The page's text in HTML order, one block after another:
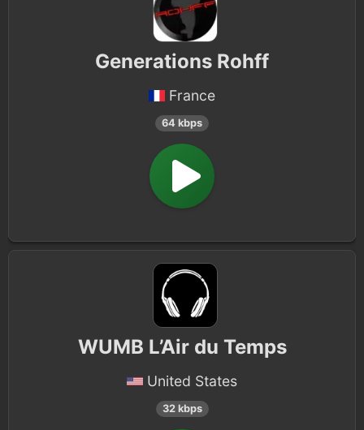
Generations Rohff
France
64 kbps
WUMB L’Air du Temps
United States
32 kbps